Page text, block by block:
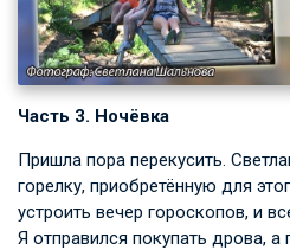
Часть 3. Ночёвка
Пришла пора перекусить.
горелку, приобретённую для
устроить вечер гороскопов, и
Я отправился покупать дрова, а